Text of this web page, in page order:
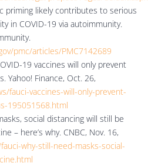
priming likely contributes to serious
in COVID-19 via autoimmunity.
pmc/articles/PMC7142689
19 vaccines will only prevent
Yahoo! Finance, Oct. 26,
fauci-vaccines-will-only-prevent-
195051568.html
social distancing will still be
– here’s why. CNBC, Nov. 16,
why-still-need-masks-social-